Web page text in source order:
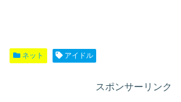
ネット アイドル
スポンサーリンク